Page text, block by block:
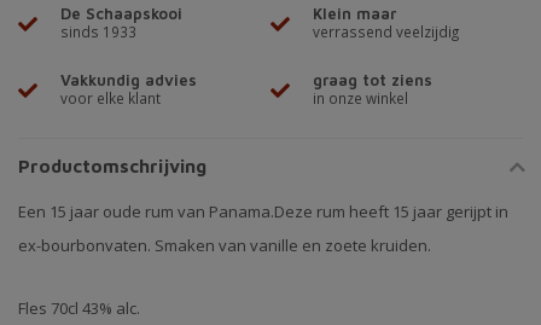
De Schaapskooi
sinds 1933
Klein maar
verrassend veelzijdig
Vakkundig advies
voor elke klant
graag tot ziens
in onze winkel
Productomschrijving
Een 15 jaar oude rum van Panama.Deze rum heeft 15 jaar gerijpt in
ex-bourbonvaten. Smaken van vanille en zoete kruiden.
Fles 70cl 43% alc.